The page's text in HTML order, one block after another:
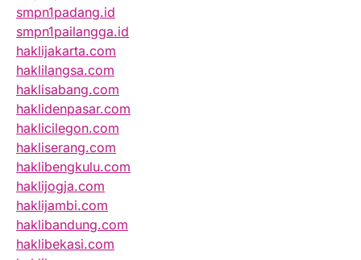
smpn1padang.id
smpn1pailangga.id
haklijakarta.com
haklilangsa.com
haklisabang.com
haklidenpasar.com
haklicilegon.com
hakliserang.com
haklibengkulu.com
haklijogja.com
haklijambi.com
haklibandung.com
haklibekasi.com